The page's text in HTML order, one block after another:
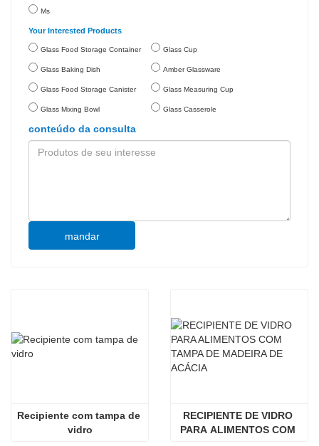
Ms
Your Interested Products
Glass Food Storage Container
Glass Baking Dish
Glass Food Storage Canister
Glass Mixing Bowl
Glass Cup
Amber Glassware
Glass Measuring Cup
Glass Casserole
conteúdo da consulta
mandar
Recipiente com tampa de
vidro
RECIPIENTE DE VIDRO
PARA ALIMENTOS COM